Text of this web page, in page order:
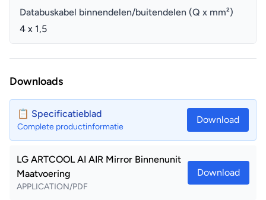
Databuskabel binnendelen/buitendelen (Q x mm²)
4 x 1,5
Downloads
📋 Specificatieblad
Complete productinformatie
Download
LG ARTCOOL AI AIR Mirror Binnenunit
Maatvoering
APPLICATION/PDF
Download